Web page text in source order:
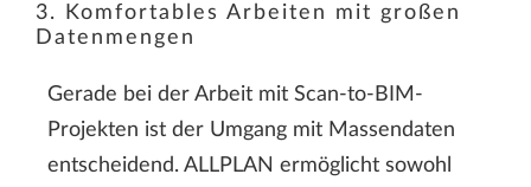
3. Komfortables Arbeiten mit großen
Datenmengen
Gerade bei der Arbeit mit Scan-to-BIM-
Projekten ist der Umgang mit Massendaten
entscheidend. ALLPLAN ermöglicht sowohl